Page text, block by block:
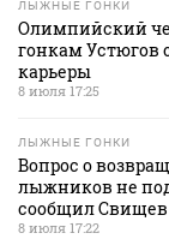
ЛЫЖНЫЕ ГОНКИ
Олимпийский
гонкам Устюгов
карьеры
8 июля 17:25
ЛЫЖНЫЕ ГОНКИ
Вопрос о
лыжников не
сообщил Свищев
8 июля 17:22